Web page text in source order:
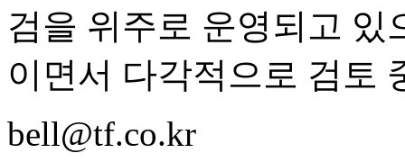
검을 위주로 운영되고 있
이면서 다각적으로 검토
bell@tf.co.kr